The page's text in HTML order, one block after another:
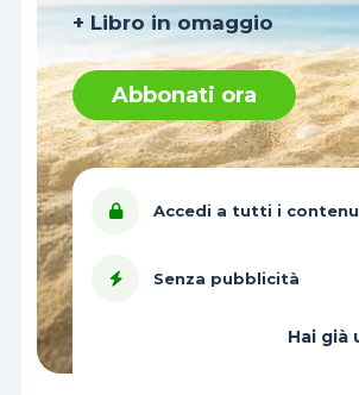
+ Libro in omaggio
Abbonati ora
Accedi a tutti i
Senza pubblicità
Hai già